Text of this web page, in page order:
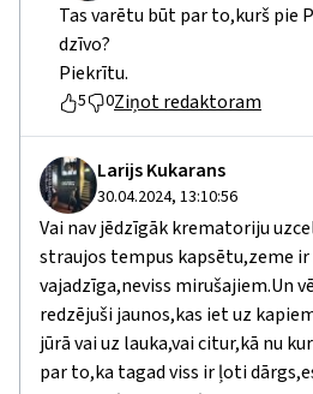
Tas varētu būt par to,kurš pie
dzīvo?
Piekrītu.
5 0Ziņot redaktoram
Larijs Kukarans
30.04.2024, 13:10:56
Vai nav jēdzīgāk krematoriju
straujos tempus kapsētu,zeme
vajadzīga,neviss mirušajiem.Un
redzējuši jaunos,kas iet uz
jūrā vai uz lauka,vai citur,kā nu
par to,ka tagad viss ir ļoti